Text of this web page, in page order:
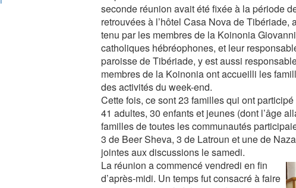
seconde réunion avait été fixée à la période
retrouvées à l’hôtel Casa Nova de Tibériade,
tenu par les membres de la Koinonia
catholiques hébréophones, et leur
paroisse de Tibériade, y est aussi
membres de la Koinonia ont accueilli les
des activités du week-end.
Cette fois, ce sont 23 familles qui ont
41 adultes, 30 enfants et jeunes (dont l’âge
familles de toutes les communautés
3 de Beer Sheva, 3 de Latroun et une de
jointes aux discussions le samedi.
La réunion a commencé vendredi en fin
d’après-midi. Un temps fut consacré à faire